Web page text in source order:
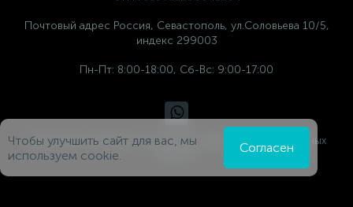
Почтовый адрес Россия, Севастополь, ул.Соловьева 10/5,
индекс 299003
Пн-Пт: 8:00-18:00, Сб-Вс: 9:00-17:00
Политика компании в отношении обработки персональных
Чтобы улучшить сайт для вас, мы
используем cookie.
Согласен